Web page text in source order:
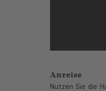
Anreise
Nutzen Sie die